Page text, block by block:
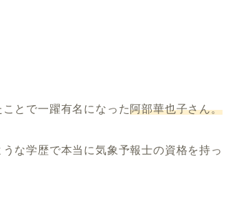
ことで一躍有名になった阿部華也子さん。
な学歴で本当に気象予報士の資格を持っ